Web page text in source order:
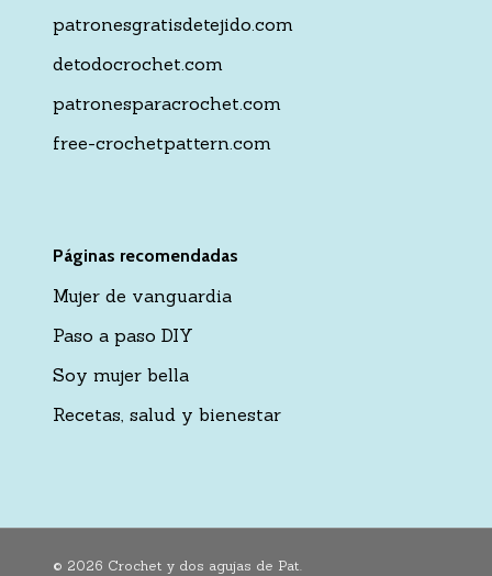
patronesgratisdetejido.com
detodocrochet.com
patronesparacrochet.com
free-crochetpattern.com
Páginas recomendadas
Mujer de vanguardia
Paso a paso DIY
Soy mujer bella
Recetas, salud y bienestar
© 2026 Crochet y dos agujas de Pat.